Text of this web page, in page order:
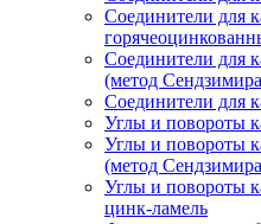
Соединители для
Соединители для
(метод
Соединители для
Углы и повороты
Углы и повороты
(метод
Углы и повороты
цинк-ламель